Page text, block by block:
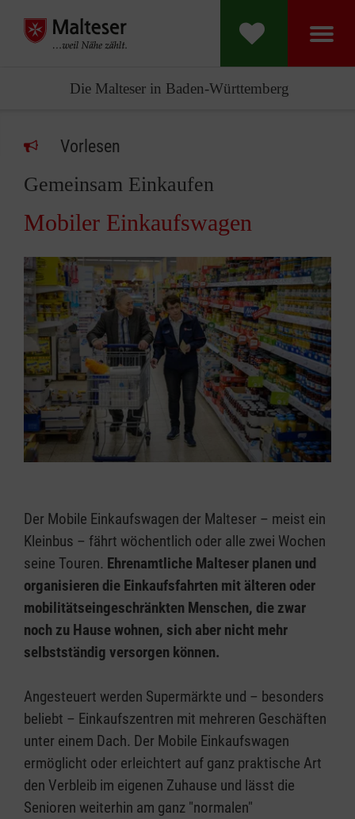
Die Malteser in Baden-Württemberg
Vorlesen
Gemeinsam Einkaufen
Mobiler Einkaufswagen
Der Mobile Einkaufswagen der Malteser – meist ein
Kleinbus – fährt wöchentlich oder alle zwei Wochen
seine Touren. Ehrenamtliche Malteser planen und
organisieren die Einkaufsfahrten mit älteren oder
mobilitätseingeschränkten Menschen, die zwar
noch zu Hause wohnen, sich aber nicht mehr
selbstständig versorgen können.
Angesteuert werden Supermärkte und – besonders
beliebt – Einkaufszentren mit mehreren Geschäften
unter einem Dach. Der Mobile Einkaufswagen
ermöglicht oder erleichtert auf ganz praktische Art
den Verbleib im eigenen Zuhause und lässt die
Senioren weiterhin am ganz "normalen"